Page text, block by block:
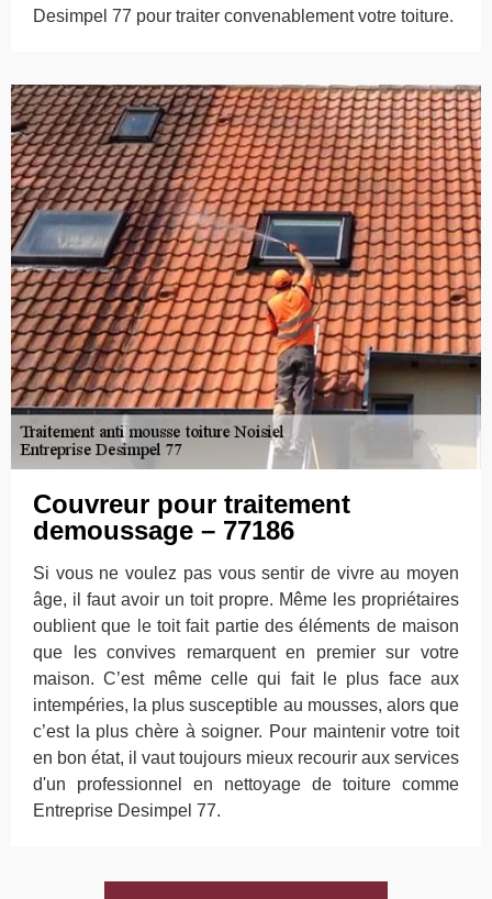
Desimpel 77 pour traiter convenablement votre toiture.
Couvreur pour traitement
demoussage – 77186
Si vous ne voulez pas vous sentir de vivre au moyen
âge, il faut avoir un toit propre. Même les propriétaires
oublient que le toit fait partie des éléments de maison
que les convives remarquent en premier sur votre
maison. C’est même celle qui fait le plus face aux
intempéries, la plus susceptible au mousses, alors que
c’est la plus chère à soigner. Pour maintenir votre toit
en bon état, il vaut toujours mieux recourir aux services
d'un professionnel en nettoyage de toiture comme
Entreprise Desimpel 77.